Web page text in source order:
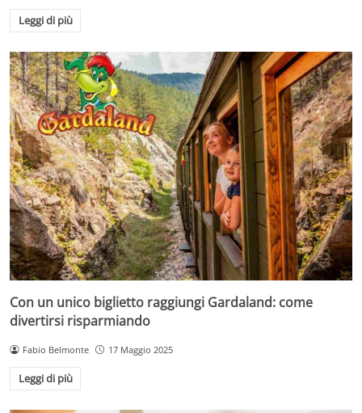
Leggi di più
Con un unico biglietto raggiungi Gardaland: come
divertirsi risparmiando
Fabio Belmonte 17 Maggio 2025
Leggi di più